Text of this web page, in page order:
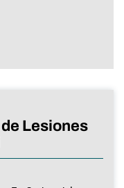
Lesiones